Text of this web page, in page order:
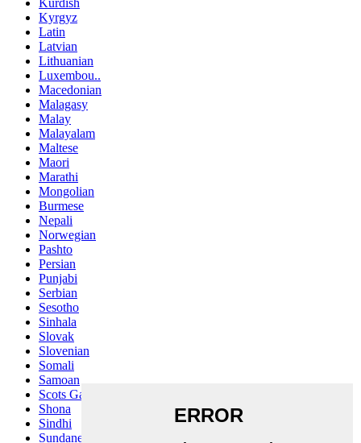
Kyrgyz
Latin
Latvian
Lithuanian
Luxembou..
Macedonian
Malagasy
Malay
Malayalam
Maltese
Maori
Marathi
Mongolian
Burmese
Nepali
Norwegian
Pashto
Persian
Punjabi
Serbian
Sesotho
Sinhala
Slovak
Slovenian
Somali
Samoan
Scots Gaelic
Shona
Sindhi
Sundanese